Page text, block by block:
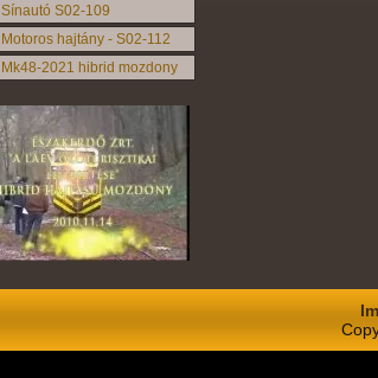
Sínautó S02-109
Motoros hajtány - S02-112
Mk48-2021 hibrid mozdony